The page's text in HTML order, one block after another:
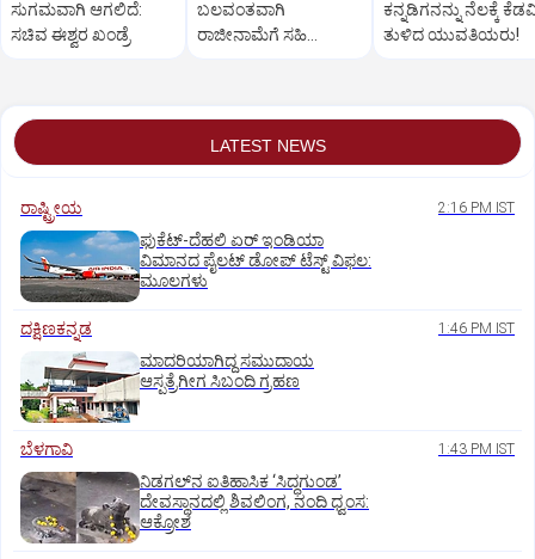
ಸುಗಮವಾಗಿ ಆಗಲಿದೆ:
ಸಚಿವ ಈಶ್ವರ ಖಂಡ್ರೆ
ಬಲವಂತವಾಗಿ
ರಾಜೀನಾಮೆಗೆ ಸಹಿ
ಕನ್ನಡಿಗನನ್ನು ನೆಲಕ್ಕೆ
ತುಳಿದ ಯುವತಿಯರು!
LATEST NEWS
ರಾಷ್ಟ್ರೀಯ 2:16 PM IST
ಫುಕೆಟ್‌-ದೆಹಲಿ ಏರ್‌ ಇಂಡಿಯಾ
ವಿಮಾನದ ಪೈಲಟ್‌ ಡೋಪ್‌ ಟೆಸ್ಟ್‌ ವಿಫಲ:
ಮೂಲಗಳು
ದಕ್ಷಿಣಕನ್ನಡ 1:46 PM IST
ಮಾದರಿಯಾಗಿದ್ದ ಸಮುದಾಯ
ಆಸ್ಪತ್ರೆಗೀಗ ಸಿಬಂದಿ ಗ್ರಹಣ
ಬೆಳಗಾವಿ 1:43 PM IST
ನಿಡಗಲ್‌ನ ಐತಿಹಾಸಿಕ ‘ಸಿದ್ಧಗುಂಡ’
ದೇವಸ್ಥಾನದಲ್ಲಿ ಶಿವಲಿಂಗ, ನಂದಿ ಧ್ವಂಸ:
ಆಕ್ರೋಶ